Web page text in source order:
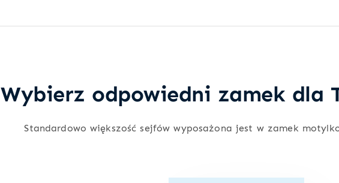
Wybierz odpowiedni zamek dla
Standardowo większość sejfów wyposażona jest w zamek